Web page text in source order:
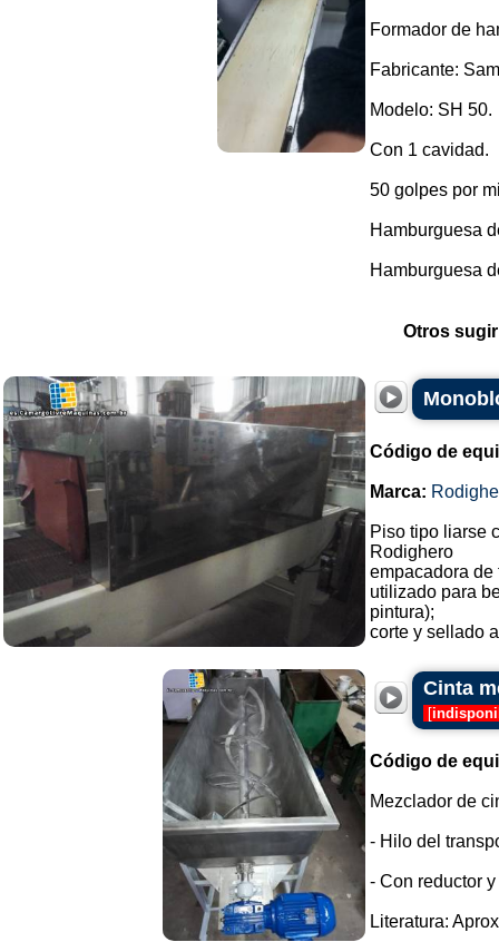
Formador de
Fabricante:
Modelo: SH 50.
Con 1 cavidad.
50 golpes por
Hamburguesa
Hamburguesa
Otros
Código de
Marca:
Piso tipo liarse
Rodighero
empacadora
utilizado para
pintura);
corte y sellado
Cinta
[
Código de
Mezclador de
- Hilo del
- Con reductor y
Literatura: